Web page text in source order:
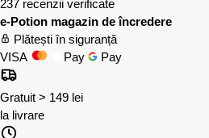
237 recenzii verificate
e-Potion magazin de încredere
Plătești în siguranță
VISA
Pay Pay
Gratuit > 149 lei
la livrare